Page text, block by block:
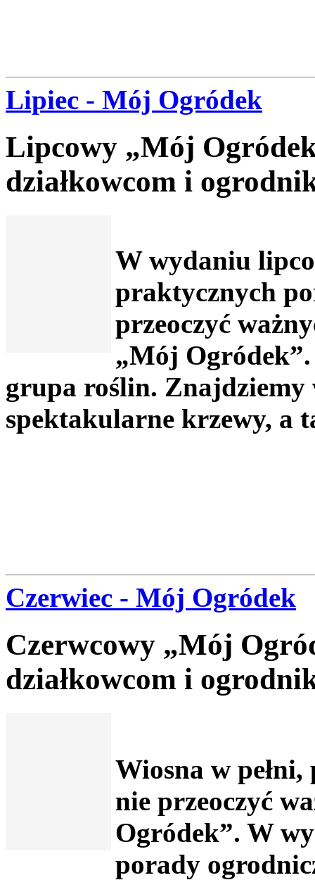
Lipiec - Mój Ogródek
Lipcowy „Mój
działkowcom i
W wydaniu
praktycznych
przeoczyć
„Mój
grupa roślin.
spektakularne krzewy, a
Czerwiec - Mój Ogródek
Czerwcowy „Mój
działkowcom i
Wiosna w
nie przeoczyć
Ogródek”. W
porady